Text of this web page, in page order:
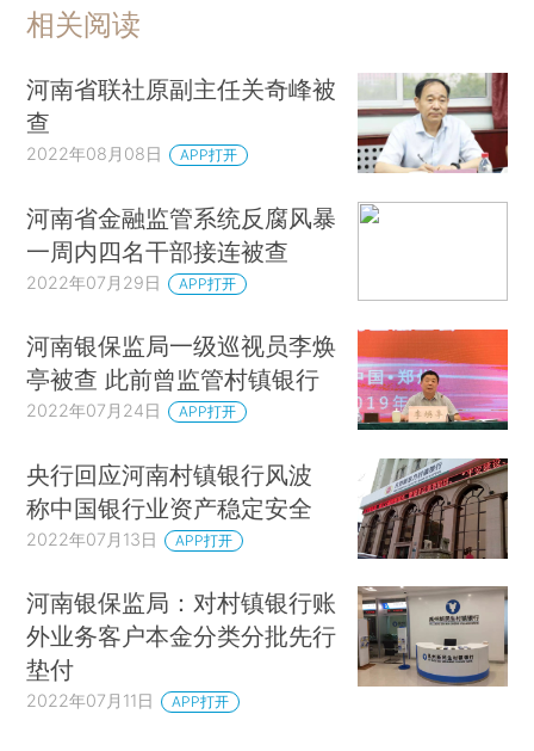
相关阅读
河南省联社原副主任关奇峰被
查
2022年08月08日 APP打开
河南省金融监管系统反腐风暴
一周内四名干部接连被查
2022年07月29日 APP打开
河南银保监局一级巡视员李焕
亭被查 此前曾监管村镇银行
2022年07月24日 APP打开
央行回应河南村镇银行风波
称中国银行业资产稳定安全
2022年07月13日 APP打开
河南银保监局：对村镇银行账
外业务客户本金分类分批先行
垫付
2022年07月11日 APP打开